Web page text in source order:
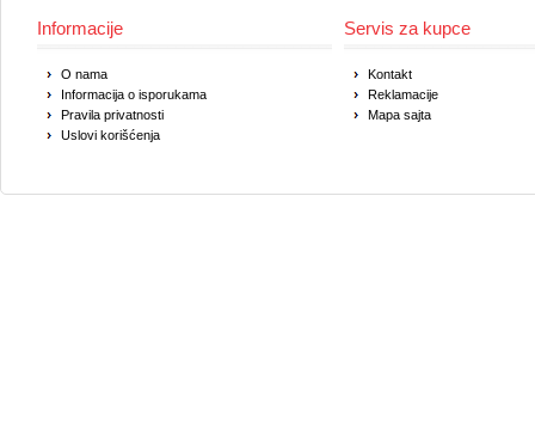
Informacije
O nama
Informacija o isporukama
Pravila privatnosti
Uslovi korišćenja
Servis za kupce
Kontakt
Reklamacije
Mapa sajta